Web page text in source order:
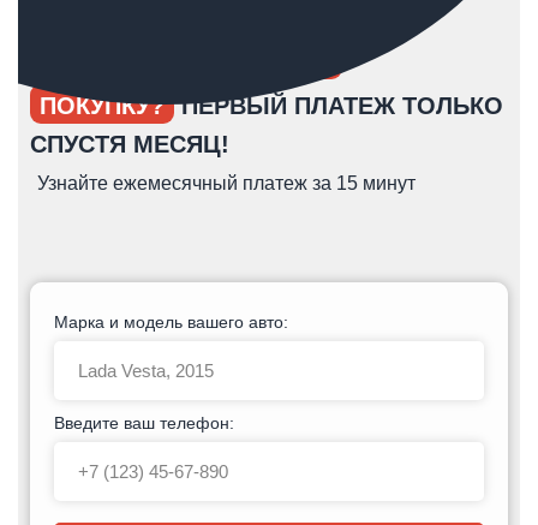
ПОКУПКУ? ПЕРВЫЙ ПЛАТЕЖ ТОЛЬКО
СПУСТЯ МЕСЯЦ!
Узнайте ежемесячный платеж за 15 минут
Марка и модель вашего авто:
Введите ваш телефон: